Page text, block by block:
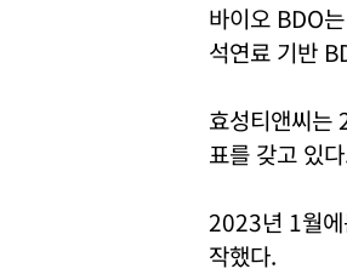
바이오 BDO
석연료 기반
효성티앤씨는
표를 갖고 있
2023년 1월에
작했다.